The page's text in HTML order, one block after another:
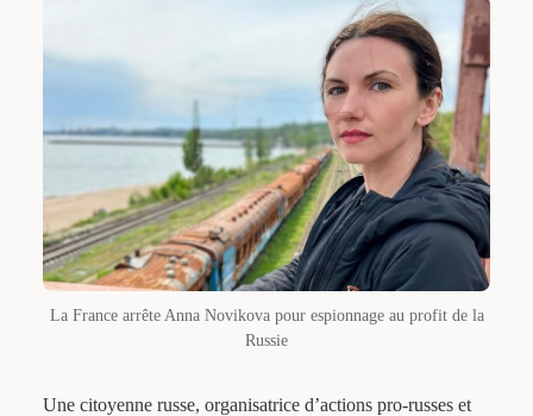
La France arrête Anna Novikova pour espionnage au profit de la
Russie
Une citoyenne russe, organisatrice d’actions pro-russes et